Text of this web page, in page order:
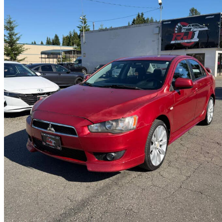
2008 Mitsubishi Lancer
219 097 km
4 500 $ Aucune
0 $/mois env.
Abbotsford, BC